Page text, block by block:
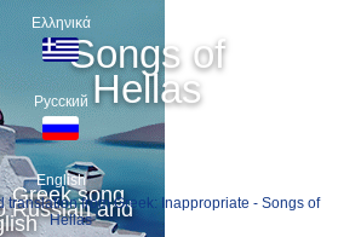
Songs of
Hellas
Greek song
Russian and
Ελληνικά
Русский
English